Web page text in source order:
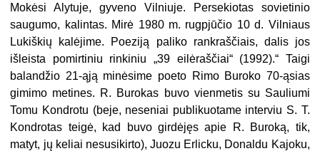
Mokėsi Alytuje, gyveno Vilniuje. Persekiotas sovietinio
saugumo, kalintas. Mirė 1980 m. rugpjūčio 10 d. Vilniaus
Lukiškių kalėjime. Poeziją paliko rankraščiais, dalis jos
išleista pomirtiniu rinkiniu „39 eilėraščiai“ (1992).“ Taigi
balandžio 21-ąją minėsime poeto Rimo Buroko 70-ąsias
gimimo metines. R. Burokas buvo vienmetis su Sauliumi
Tomu Kondrotu (beje, neseniai publikuotame interviu S. T.
Kondrotas teigė, kad buvo girdėjęs apie R. Buroką, tik,
matyt, jų keliai nesusikirto), Juozu Erlicku, Donaldu Kajoku,